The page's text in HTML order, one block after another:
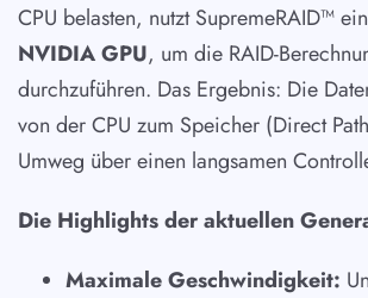
CPU belasten, nutzt SupremeRAID™
NVIDIA GPU, um die RAID-
durchzuführen. Das Ergebnis: Die
von der CPU zum Speicher (Direct
Umweg über einen langsamen
Die Highlights der aktuellen
Maximale Geschwindigkeit: